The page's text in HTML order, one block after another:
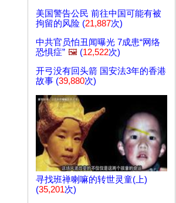
美国警告公民 前往中国可能有被
拘留的风险 (21,887次)
中共官员怕丑闻曝光 7成患“网络
恐惧症” 🖼️ (12,522次)
开弓没有回头箭 国安法3年的香港
故事 (39,880次)
寻找班禅喇嘛的转世灵童(上)
(35,201次)